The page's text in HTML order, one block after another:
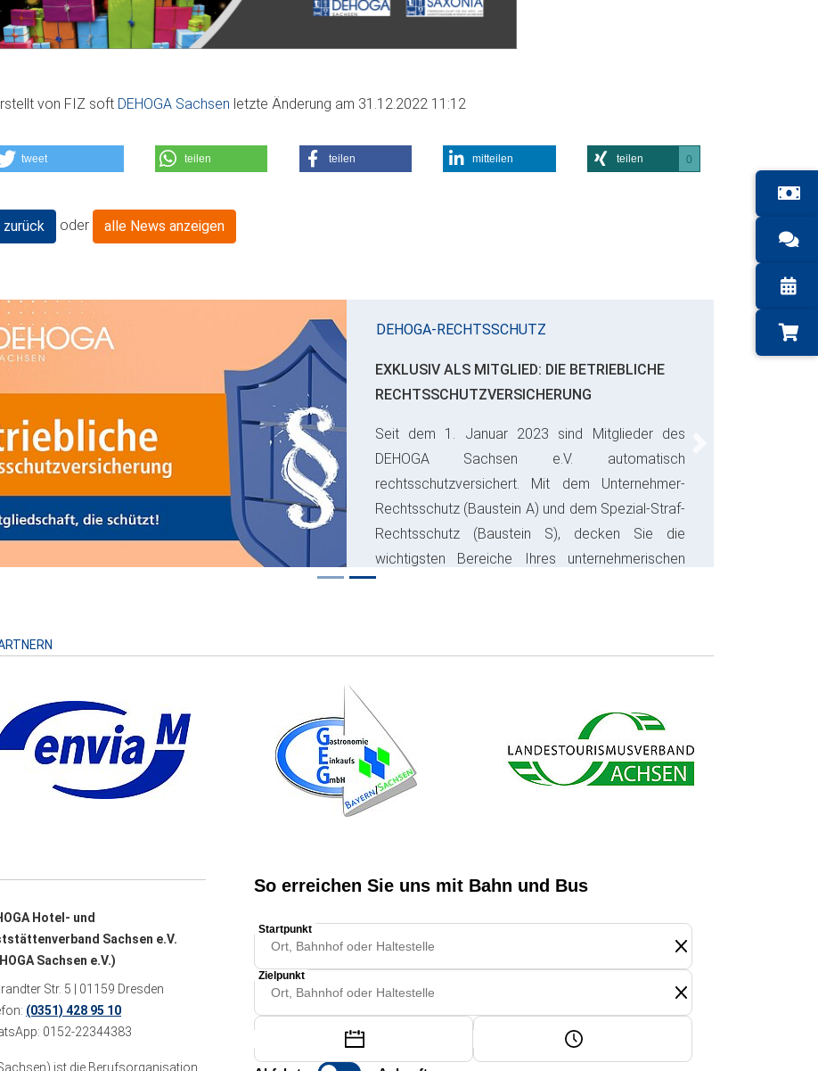
von FIZ soft DEHOGA Sachsen letzte Änderung am 31.12.2022 11:12
tweet teilen teilen mitteilen teilen 0
zurück oder alle News anzeigen
DEHOGA-RECHTSSCHUTZ
EXKLUSIV ALS MITGLIED: DIE BETRIEBLICHE
RECHTSSCHUTZVERSICHERUNG
Seit dem 1. Januar 2023 sind Mitglieder des
DEHOGA Sachsen e.V. automatisch
rechtsschutzversichert. Mit dem Unternehmer-
Rechtsschutz (Baustein A) und dem Spezial-Straf-
Rechtsschutz (Baustein S), decken Sie die
wichtigsten Bereiche Ihres unternehmerischen
Risikos ab und sparen bares Geld.
Hotel- und
Sachsen e.V.
Sachsen e.V.)
Str. 5 | 01159 Dresden
(0351) 428 95 10
0152-22344383
ist die Berufsorganisation